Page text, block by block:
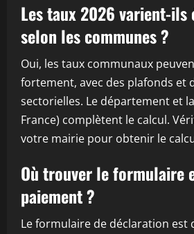
Les taux 2026 varient-ils
selon les communes ?
Oui, les taux communaux
fortement, avec des plafonds et
sectorielles. Le département et
France) complètent le calcul.
votre mairie pour obtenir le
Où trouver le formulaire
paiement ?
Le formulaire de déclaration est